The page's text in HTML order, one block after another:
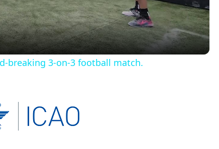
a
y
breaking 3-on-3 football match.